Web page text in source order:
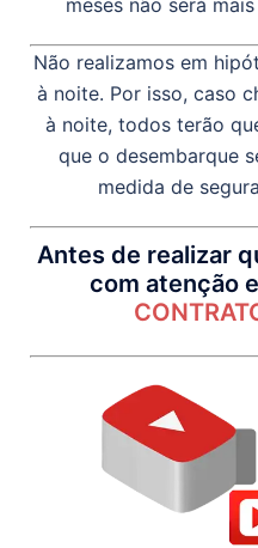
meses não será
Não realizamos em
à noite. Por isso, caso
à noite, todos terão
que o desembarque
medida de
Antes de realizar
com atenção